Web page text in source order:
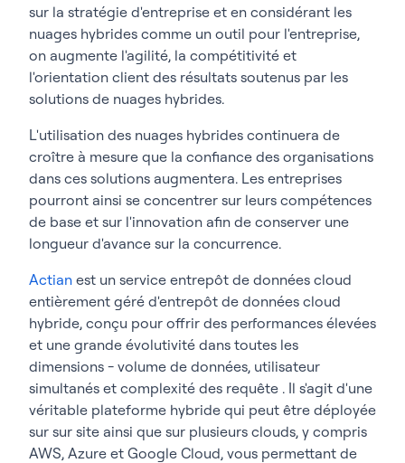
sur la stratégie d'entreprise et en considérant les
nuages hybrides comme un outil pour l'entreprise,
on augmente l'agilité, la compétitivité et
l'orientation client des résultats soutenus par les
solutions de nuages hybrides.
L'utilisation des nuages hybrides continuera de
croître à mesure que la confiance des organisations
dans ces solutions augmentera. Les entreprises
pourront ainsi se concentrer sur leurs compétences
de base et sur l'innovation afin de conserver une
longueur d'avance sur la concurrence.
Actian est un service entrepôt de données cloud
entièrement géré d'entrepôt de données cloud
hybride, conçu pour offrir des performances élevées
et une grande évolutivité dans toutes les
dimensions - volume de données, utilisateur
simultanés et complexité des requête . Il s'agit d'une
véritable plateforme hybride qui peut être déployée
sur sur site ainsi que sur plusieurs clouds, y compris
AWS, Azure et Google Cloud, vous permettant de